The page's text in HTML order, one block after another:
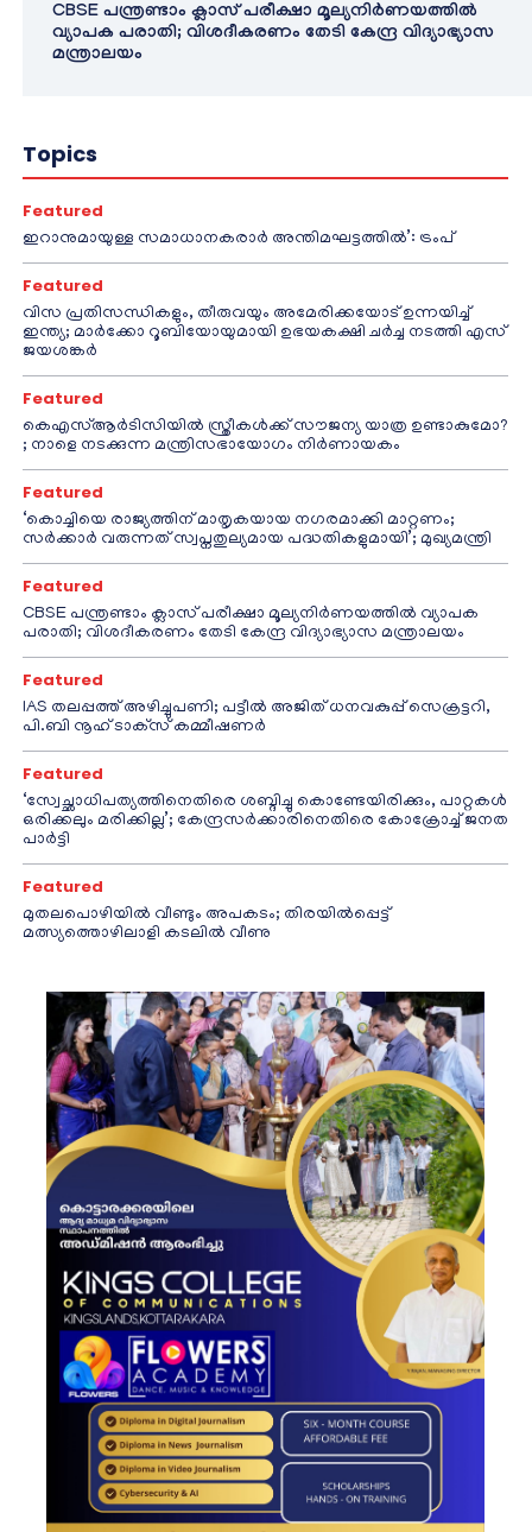
CBSE പന്ത്രണ്ടാം ക്ലാസ് പരീക്ഷാ മൂല്യനിർണയത്തിൽ
വ്യാപക പരാതി; വിശദീകരണം തേടി കേന്ദ്ര വിദ്യാഭ്യാസ
മന്ത്രാലയം
Topics
Featured
ഇറാനുമായുള്ള സമാധാനകരാർ അന്തിമഘട്ടത്തിൽ‌’: ട്രംപ്
Featured
വിസ പ്രതിസന്ധികളും, തീരുവയും അമേരിക്കയോട് ഉന്നയിച്ച്
ഇന്ത്യ; മാർക്കോ റൂബിയോയുമായി ഉഭയകക്ഷി ചർച്ച നടത്തി എസ്
ജയശങ്കർ
Featured
കെഎസ്ആർടിസിയിൽ സ്ത്രീകൾക്ക് സൗജന്യ യാത്ര ഉണ്ടാകുമോ?
; നാളെ നടക്കുന്ന മന്ത്രിസഭായോഗം നിർണായകം
Featured
‘കൊച്ചിയെ രാജ്യത്തിന് മാതൃകയായ നഗരമാക്കി മാറ്റണം;
സർക്കാർ വരുന്നത് സ്വപ്നതുല്യമായ പദ്ധതികളുമായി’; മുഖ്യമന്ത്രി
Featured
CBSE പന്ത്രണ്ടാം ക്ലാസ് പരീക്ഷാ മൂല്യനിർണയത്തിൽ വ്യാപക
പരാതി; വിശദീകരണം തേടി കേന്ദ്ര വിദ്യാഭ്യാസ മന്ത്രാലയം
Featured
IAS തലപ്പത്ത് അഴിച്ചുപണി; പട്ടീല്‍ അജിത് ധനവകുപ്പ് സെക്രട്ടറി,
പി.ബി നൂഹ് ടാക്‌സ് കമ്മീഷണര്‍
Featured
‘സ്വേച്ഛാധിപത്യത്തിനെതിരെ ശബ്ദിച്ചു കൊണ്ടേയിരിക്കും, പാറ്റകൾ
ഒരിക്കലും മരിക്കില്ല’; കേന്ദ്രസർക്കാരിനെതിരെ കോക്രോച്ച് ജനത
പാർട്ടി
Featured
മുതലപൊഴിയിൽ വീണ്ടും അപകടം; തിരയിൽപ്പെട്ട്
മത്സ്യത്തൊഴിലാളി കടലിൽ വീണു